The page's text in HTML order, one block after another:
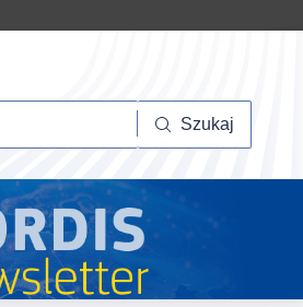
Szukaj